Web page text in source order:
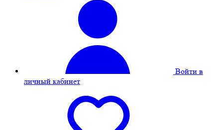
Войти в
личный кабинет